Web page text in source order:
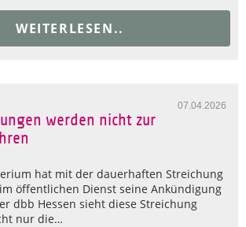
WEITERLESEN..
07.04.2026
werden nicht zur
hat mit der dauerhaften Streichung
öffentlichen Dienst seine Ankündigung
dbb Hessen sieht diese Streichung
nur die…